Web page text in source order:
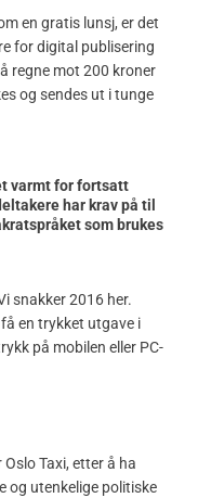
en gratis lunsj, er det
for digital publisering
regne mot 200 kroner
og sendes ut i tunge
varmt for fortsatt
har krav på til
som brukes
snakker 2016 her.
en trykket utgave i
på mobilen eller PC-
Taxi, etter å ha
og utenkelige politiske